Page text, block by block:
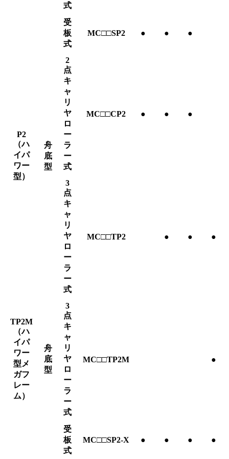
式
P2
（ハ
イパ
ワー
型）
舟
底
型
受
板
式
MC□□SP2 ● ● ●
2
点
キ
ャ
リ
ヤ
ロ
ー
ラ
ー
式
MC□□CP2 ● ● ●
3
点
キ
ャ
リ
ヤ
ロ
ー
ラ
ー
式
MC□□TP2 ● ● ●
TP2M
（ハ
イパ
ワー
型メ
ガフ
レー
ム）
舟
底
型
3
点
キ
ャ
リ
ヤ
ロ
ー
ラ
ー
式
MC□□TP2M ●
受
板
式
MC□□SP2-X ● ● ● ●